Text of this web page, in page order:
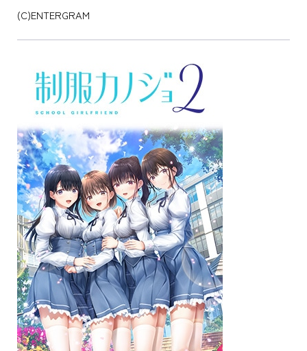
(C)ENTERGRAM